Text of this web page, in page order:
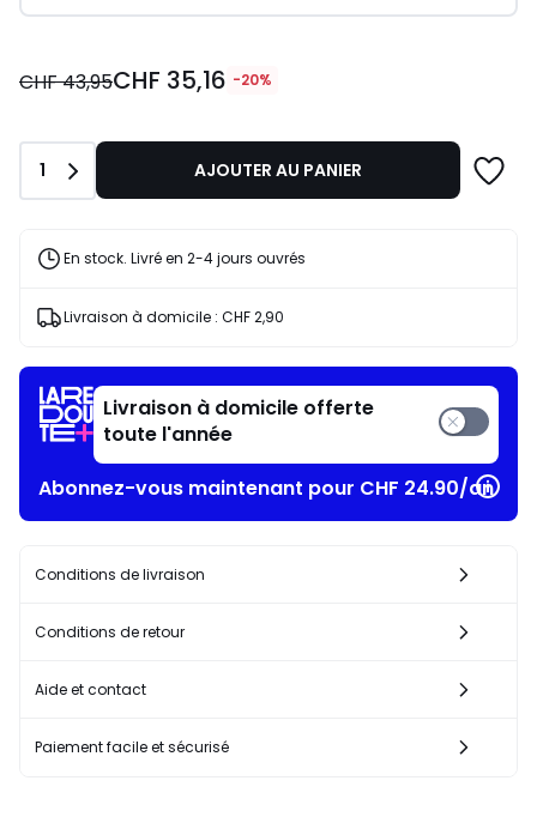
35,16
CHF
43,95
de
réduction
CHF 43,95CHF 35,16 -20%
Quantité
1 AJOUTER AU PANIER
En stock. Livré en 2-4 jours ouvrés
Livraison à domicile : CHF 2,90
Livraison à domicile offerte
toute l'année
Abonnez-vous maintenant pour CHF 24.90/an​
Conditions de livraison
Conditions de retour
Aide et contact
Paiement facile et sécurisé